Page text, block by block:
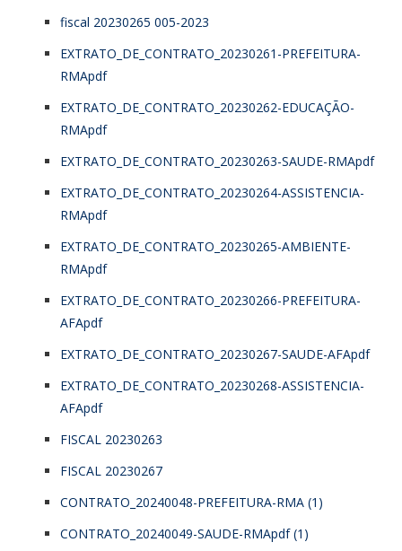
fiscal 20230265 005-2023
EXTRATO_DE_CONTRATO_20230261-PREFEITURA-
RMApdf
EXTRATO_DE_CONTRATO_20230262-EDUCAÇÃO-
RMApdf
EXTRATO_DE_CONTRATO_20230263-SAUDE-RMApdf
EXTRATO_DE_CONTRATO_20230264-ASSISTENCIA-
RMApdf
EXTRATO_DE_CONTRATO_20230265-AMBIENTE-
RMApdf
EXTRATO_DE_CONTRATO_20230266-PREFEITURA-
AFApdf
EXTRATO_DE_CONTRATO_20230267-SAUDE-AFApdf
EXTRATO_DE_CONTRATO_20230268-ASSISTENCIA-
AFApdf
FISCAL 20230263
FISCAL 20230267
CONTRATO_20240048-PREFEITURA-RMA (1)
CONTRATO_20240049-SAUDE-RMApdf (1)